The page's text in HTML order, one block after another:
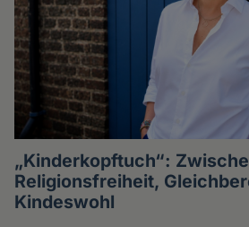
„Kinderkopftuch“:
Religionsfreiheit,
Kindeswohl